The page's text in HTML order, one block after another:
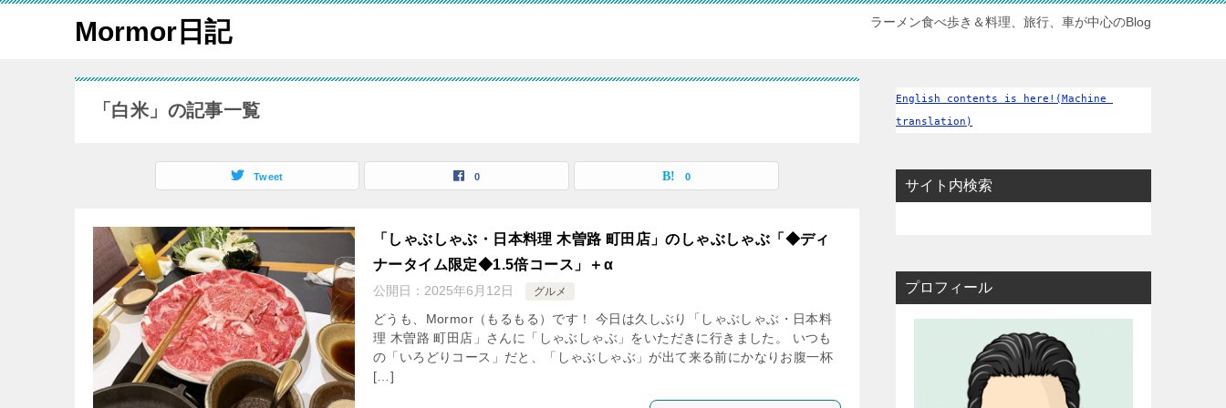
Mormor日記 ラーメン食べ歩き＆料理、旅行、車が中心のBlog
「白米」の記事一覧
Tweet 0 0
「しゃぶしゃぶ・日本料理 木曽路 町田店」のしゃぶしゃぶ「◆ディ
ナータイム限定◆1.5倍コース」＋α
公開日： 2025年6月12日 グルメ
どうも、Mormor（もるもる）です！ 今日は久しぶり「しゃぶしゃぶ・日本料
理 木曽路 町田店」さんに「しゃぶしゃぶ」をいただきに行きました。 いつも
の「いろどりコース」だと、「しゃぶしゃぶ」が出て来る前にかなりお腹一杯
[…]
English contents is here!(Machine
translation)
サイト内検索
プロフィール